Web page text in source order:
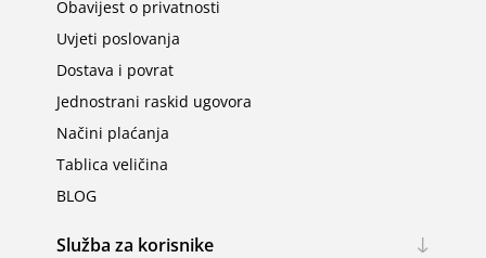
Obavijest o privatnosti
Uvjeti poslovanja
Dostava i povrat
Jednostrani raskid ugovora
Načini plaćanja
Tablica veličina
BLOG
Služba za korisnike